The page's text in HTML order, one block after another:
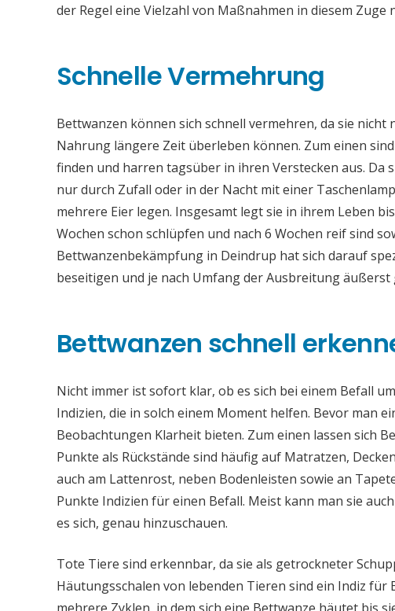
der Regel eine Vielzahl von Maßnahmen in diesem Zuge
Schnelle Vermehrung
Bettwanzen können sich schnell vermehren, da sie
Nahrung längere Zeit überleben können. Zum einen
finden und harren tagsüber in ihren Verstecken aus. Da
nur durch Zufall oder in der Nacht mit einer
mehrere Eier legen. Insgesamt legt sie in ihrem Leben
Wochen schon schlüpfen und nach 6 Wochen reif sind
Bettwanzenbekämpfung in Deindrup hat sich darauf
beseitigen und je nach Umfang der Ausbreitung äußerst
Bettwanzen schnell
Nicht immer ist sofort klar, ob es sich bei einem Befall
Indizien, die in solch einem Moment helfen. Bevor man
Beobachtungen Klarheit bieten. Zum einen lassen sich
Punkte als Rückstände sind häufig auf Matratzen,
auch am Lattenrost, neben Bodenleisten sowie an
Punkte Indizien für einen Befall. Meist kann man sie
es sich, genau hinzuschauen.
Tote Tiere sind erkennbar, da sie als getrockneter
Häutungsschalen von lebenden Tieren sind ein Indiz
mehrere Zyklen, in dem sich eine Bettwanze häutet bis